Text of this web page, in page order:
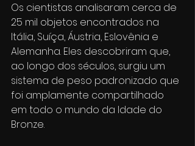
Os cientistas analisaram cerca de
25 mil objetos encontrados na
Itália, Suíça, Áustria, Eslovênia e
Alemanha. Eles descobriram que,
ao longo dos séculos, surgiu um
sistema de peso padronizado que
foi amplamente compartilhado
em todo o mundo da Idade do
Bronze.